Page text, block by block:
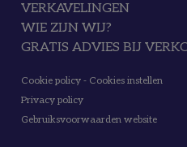
VERKAVELINGEN
WIE ZIJN WIJ?
GRATIS ADVIES BIJ
Cookie policy - Cookies instellen
Privacy policy
Gebruiksvoorwaarden website